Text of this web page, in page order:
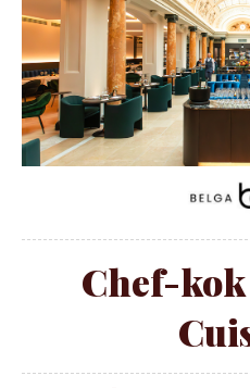
Chef-